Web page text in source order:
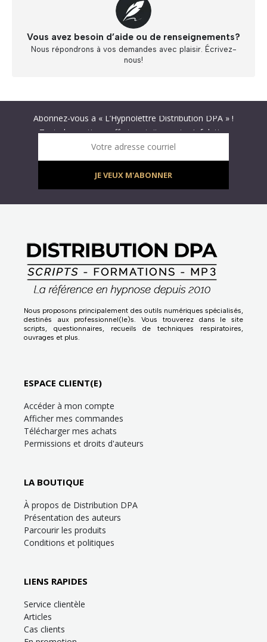
Vous avez besoin d’aide ou de renseignements?
Nous répondrons à vos demandes avec plaisir. Écrivez-
nous!
Texte hypnotique offert gratuitement – Infolettre
Infolettre : obtenez un MP3 d’hypnose gratuit !
Votre adresse courriel
JE VEUX M'ABONNER
Nous proposons principalement des outils numériques spécialisés,
destinés aux professionnel(le)s. Vous trouverez dans le site
scripts, questionnaires, recueils de techniques respiratoires,
ouvrages et plus.
ESPACE CLIENT(E)
Accéder à mon compte
Afficher mes commandes
Télécharger mes achats
Permissions et droits d'auteurs
LA BOUTIQUE
À propos de Distribution DPA
Présentation des auteurs
Parcourir les produits
Conditions et politiques
LIENS RAPIDES
Service clientèle
Articles
Cas clients